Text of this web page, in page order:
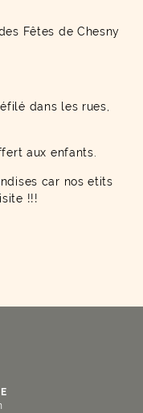
Fêtes de Chesny
dans les rues,
aux enfants.
car nos etits
!!!